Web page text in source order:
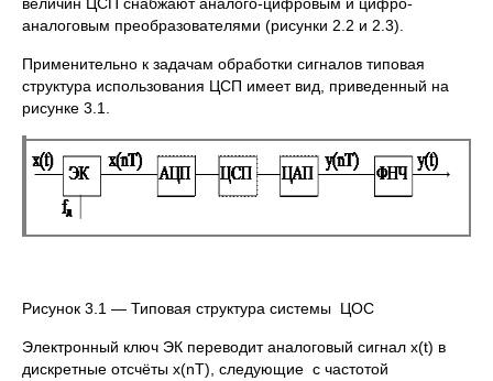
аналоговым преобразователями (рисунки 2.2 и 2.3).
Применительно к задачам обработки сигналов типовая
структура использования ЦСП имеет вид, приведенный на
рисунке 3.1.
Рисунок 3.1 — Типовая структура системы ЦОС
Электронный ключ ЭК переводит аналоговый сигнал x(t) в
дискретные отсчёты x(nT), следующие с частотой